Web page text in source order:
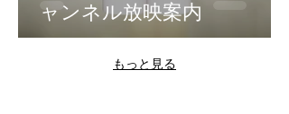
ャンネル放映案内
もっと見る